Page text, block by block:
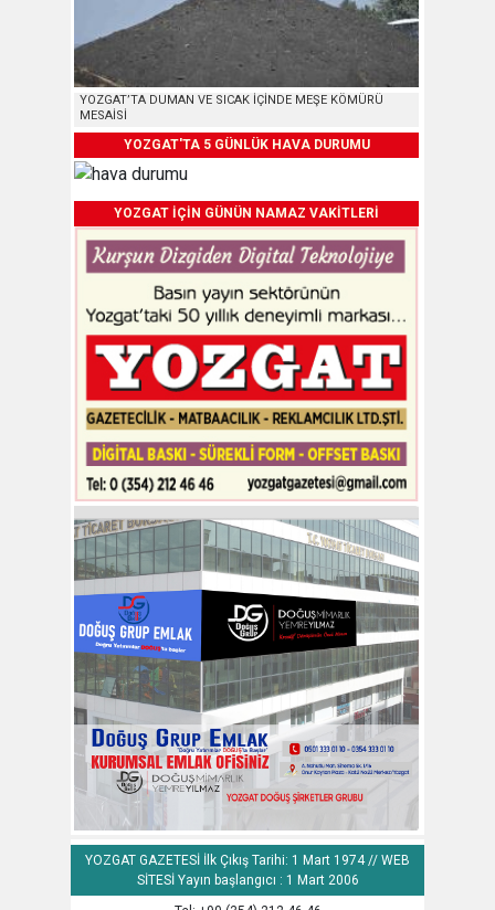
YOZGAT’TA DUMAN VE SICAK İÇİNDE MEŞE KÖMÜRÜ
MESAİSİ
YOZGAT'TA 5 GÜNLÜK HAVA DURUMU
YOZGAT İÇİN GÜNÜN NAMAZ VAKİTLERİ
YOZGAT GAZETESİ İlk Çıkış Tarihi: 1 Mart 1974 // WEB
SİTESİ Yayın başlangıcı : 1 Mart 2006